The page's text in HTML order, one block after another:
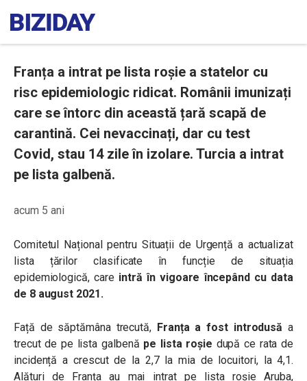
Franța a intrat pe lista roșie a statelor cu
risc epidemiologic ridicat. Românii imunizați
care se întorc din această țară scapă de
carantină. Cei nevaccinați, dar cu test
Covid, stau 14 zile în izolare. Turcia a intrat
pe lista galbenă.
acum 5 ani
Comitetul Național pentru Situații de Urgență a actualizat
lista țărilor clasificate în funcție de situația
epidemiologică, care intră în vigoare începând cu data
de 8 august 2021.
Față de săptămâna trecută, Franța a fost introdusă a
trecut de pe lista galbenă pe lista roșie după ce rata de
incidență a crescut de la 2,7 la mia de locuitori, la 4,1.
Alături de Franța au mai intrat pe lista roșie Aruba,